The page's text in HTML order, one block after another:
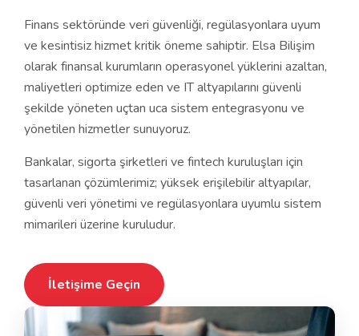
Finans sektöründe veri güvenliği, regülasyonlara uyum
ve kesintisiz hizmet kritik öneme sahiptir. Elsa Bilişim
olarak finansal kurumların operasyonel yüklerini azaltan,
maliyetleri optimize eden ve IT altyapılarını güvenli
şekilde yöneten uçtan uca sistem entegrasyonu ve
yönetilen hizmetler sunuyoruz.
Bankalar, sigorta şirketleri ve fintech kuruluşları için
tasarlanan çözümlerimiz; yüksek erişilebilir altyapılar,
güvenli veri yönetimi ve regülasyonlara uyumlu sistem
mimarileri üzerine kuruludur.
İletişime Geçin